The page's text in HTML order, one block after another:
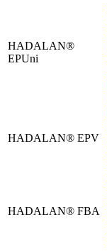
HADALAN®
EPUni
HADALAN® EPV
HADALAN® FBA